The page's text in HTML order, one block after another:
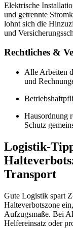
Elektrische
und getrennte
lohnt sich die
und
Rechtliches &
Alle Arbeiten
und
Hausordnung
Schutz
Transport
Gute Logistik spart
Halteverbotszone
Aufzugsmaße. Bei
Helfereinsatz oder